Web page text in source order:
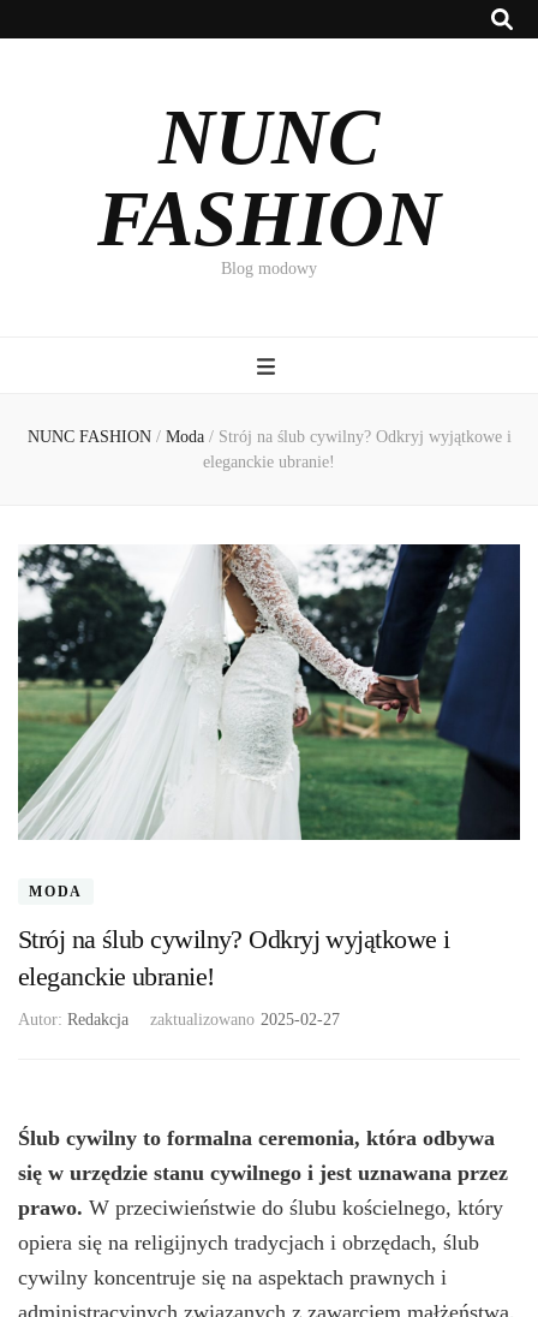
NUNC
FASHION
Blog modowy
NUNC FASHION / Moda / Strój na ślub cywilny? Odkryj wyjątkowe i
eleganckie ubranie!
MODA
Strój na ślub cywilny? Odkryj wyjątkowe i
eleganckie ubranie!
Autor: Redakcja zaktualizowano 2025-02-27
Ślub cywilny to formalna ceremonia, która odbywa
się w urzędzie stanu cywilnego i jest uznawana przez
prawo. W przeciwieństwie do ślubu kościelnego, który
opiera się na religijnych tradycjach i obrzędach, ślub
cywilny koncentruje się na aspektach prawnych i